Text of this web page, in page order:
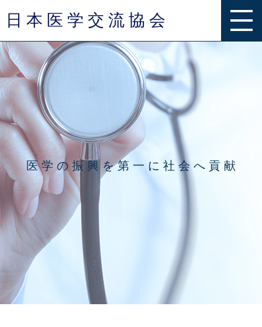
日 本 医 学 交 流 協 会
事業内容
グループ一覧
お知らせ
プライバシーポリシー
医 学 の 振 興 を 第 一 に 社 会 へ 貢 献